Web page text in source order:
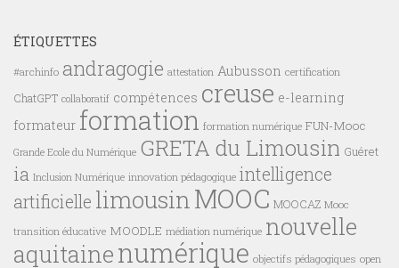
ÉTIQUETTES
#archinfo andragogie attestation Aubusson certification
ChatGPT collaboratif compétences creuse e-learning
formateur formation formation numérique FUN-Mooc
Grande Ecole du Numérique GRETA du Limousin Guéret
ia Inclusion Numérique innovation pédagogique intelligence
artificielle limousin MOOC MOOCAZ Mooc
transition éducative MOODLE médiation numérique nouvelle
aquitainenumérique objectifs pédagogiques open